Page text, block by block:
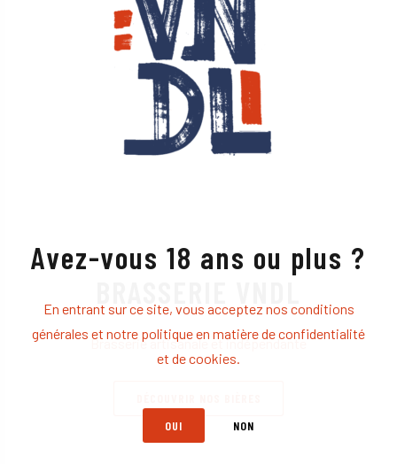
Brasserie artisanale et indépendante
Avez-vous 18 ans ou plus ?
En entrant sur ce site, vous acceptez nos conditions
générales et notre politique en matière de confidentialité
et de cookies.
OUI NON